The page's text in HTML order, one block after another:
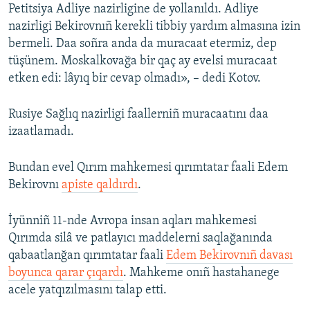
Petitsiya Adliye nazirligine de yollanıldı. Adliye
nazirligi Bekirovnıñ kerekli tibbiy yardım almasına izin
bermeli. Daa soñra anda da muracaat etermiz, dep
tüşünem. Moskalkovağa bir qaç ay evelsi muracaat
etken edi: lâyıq bir cevap olmadı», – dedi Kotov.
Rusiye Sağlıq nazirligi faallerniñ muracaatını daa
izaatlamadı.
Bundan evel Qırım mahkemesi qırımtatar faali Edem
Bekirovnı apiste qaldırdı.
İyünniñ 11-nde Avropa insan aqları mahkemesi
Qırımda silâ ve patlayıcı maddelerni saqlağanında
qabaatlanğan qırımtatar faali Edem Bekirovnıñ davası
boyunca qarar çıqardı. Mahkeme onıñ hastahanege
acele yatqızılmasını talap etti.